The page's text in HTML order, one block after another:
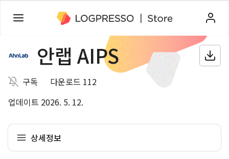
안랩 AIPS
구독
다운로드 112
업데이트 2026. 5. 12.
상세정보